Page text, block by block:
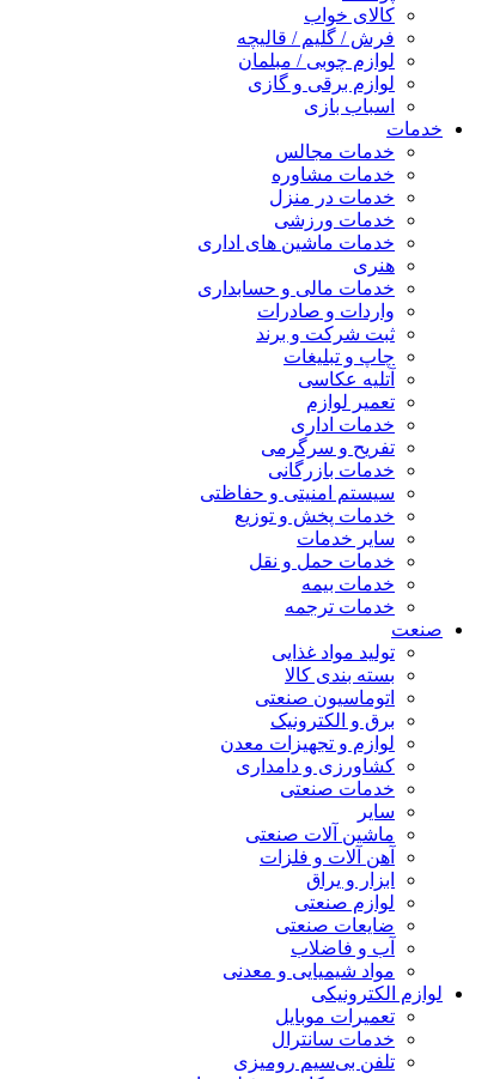
کالای خواب
فرش / گلیم / قالیچه
لوازم چوبی / مبلمان
لوازم برقی و گازی
اسباب بازی
خدمات
خدمات مجالس
خدمات مشاوره
خدمات در منزل
خدمات ورزشی
خدمات ماشین های اداری
هنری
خدمات مالی و حسابداری
واردات و صادرات
ثبت شرکت و برند
چاپ و تبلیغات
آتلیه عکاسی
تعمیر لوازم
خدمات اداری
تفریح و سرگرمی
خدمات بازرگانی
سیستم امنیتی و حفاظتی
خدمات پخش و توزیع
سایر خدمات
خدمات حمل و نقل
خدمات بیمه
خدمات ترجمه
صنعت
تولید مواد غذایی
بسته بندی کالا
اتوماسیون صنعتی
برق و الکترونیک
لوازم و تجهیزات معدن
کشاورزی و دامداری
خدمات صنعتی
سایر
ماشین آلات صنعتی
آهن آلات و فلزات
ابزار و یراق
لوازم صنعتی
ضایعات صنعتی
آب و فاضلاب
مواد شیمیایی و معدنی
لوازم الکترونیکی
تعمیرات موبایل
خدمات سانترال
تلفن بی‌سیم رومیزی